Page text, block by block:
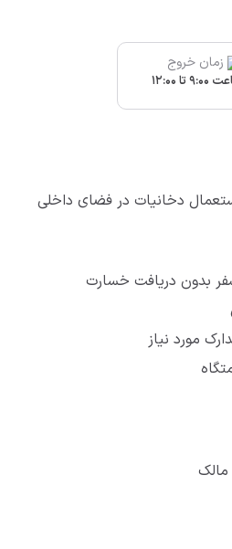
زمان خروج
تا 12:00
دخانیات در فضای داخلی
بدون دریافت خسارت
مورد نیاز